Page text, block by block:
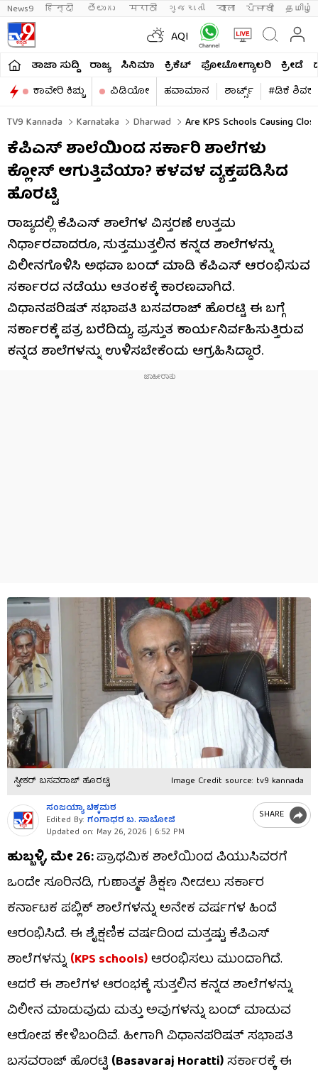
News9 हिन्दी తెలుగు मराठी ગુજરાતી বাংলা ਪੰਜਾਬੀ தமிழ்
AQI
ತಾಜಾ ಸುದ್ದಿ ರಾಜ್ಯ ಸಿನಿಮಾ ಕ್ರಿಕೆಟ್​ ಫೋಟೋಗ್ಯಾಲರಿ ಕ್ರೀಡೆ
ಕಾವೇರಿ ಕಿಚ್ಚು
ವಿಡಿಯೋ ಹವಾಮಾನ ಶಾರ್ಟ್ಸ್​
#ಡಿಕೆ
TV9 Kannada
Karnataka Dharwad Are KPS Schools Causing
ಕೆಪಿಎಸ್ ಶಾಲೆಯಿಂದ ಸರ್ಕಾರಿ ಶಾಲೆಗಳು
ಕ್ಲೋಸ್ ಆಗುತ್ತಿವೆಯಾ? ಕಳವಳ ವ್ಯಕ್ತಪಡಿಸಿದ
ಹೊರಟ್ಟಿ
ರಾಜ್ಯದಲ್ಲಿ ಕೆಪಿಎಸ್ ಶಾಲೆಗಳ ವಿಸ್ತರಣೆ ಉತ್ತಮ
ನಿರ್ಧಾರವಾದರೂ, ಸುತ್ತಮುತ್ತಲಿನ ಕನ್ನಡ ಶಾಲೆಗಳನ್ನು
ವಿಲೀನಗೊಳಿಸಿ ಅಥವಾ ಬಂದ್ ಮಾಡಿ ಕೆಪಿಎಸ್ ಆರಂಭಿಸುವ
ಸರ್ಕಾರದ ನಡೆಯು ಆತಂಕಕ್ಕೆ ಕಾರಣವಾಗಿದೆ.
ವಿಧಾನಪರಿಷತ್ ಸಭಾಪತಿ ಬಸವರಾಜ್ ಹೊರಟ್ಟಿ ಈ ಬಗ್ಗೆ
ಸರ್ಕಾರಕ್ಕೆ ಪತ್ರ ಬರೆದಿದ್ದು, ಪ್ರಸ್ತುತ ಕಾರ್ಯನಿರ್ವಹಿಸುತ್ತಿರುವ
ಕನ್ನಡ ಶಾಲೆಗಳನ್ನು ಉಳಿಸಬೇಕೆಂದು ಆಗ್ರಹಿಸಿದ್ದಾರೆ.
ಸ್ಪೀಕರ್ ಬಸವರಾಜ್ ಹೊರಟ್ಟಿ
Image Credit source: tv9 kannada
ಸಂಜಯ್ಯಾ ಚಿಕ್ಕಮಠ
Edited By: ಗಂಗಾಧರ​ ಬ. ಸಾಬೋಜಿ
Updated on: May 26, 2026 | 6:52 PM
SHARE
ಹುಬ್ಬಳ್ಳಿ, ಮೇ 26:ಪ್ರಾಥಮಿಕ ಶಾಲೆಯಿಂದ ಪಿಯುಸಿವರಗೆ
ಒಂದೇ ಸೂರಿನಡಿ, ಗುಣಾತ್ಮಕ ಶಿಕ್ಷಣ ನೀಡಲು ಸರ್ಕಾರ
ಕರ್ನಾಟಕ ಪಬ್ಲಿಕ್ ಶಾಲೆಗಳನ್ನು ಅನೇಕ ವರ್ಷಗಳ ಹಿಂದೆ
ಆರಂಭಿಸಿದೆ. ಈ ಶೈಕ್ಷಣಿಕ ವರ್ಷದಿಂದ ಮತ್ತಷ್ಟು ಕೆಪಿಎಸ್
ಶಾಲೆಗಳನ್ನು(KPS schools)ಆರಂಭಿಸಲು ಮುಂದಾಗಿದೆ.
ಆದರೆ ಈ ಶಾಲೆಗಳ ಆರಂಭಕ್ಕೆ ಸುತ್ತಲಿನ ಕನ್ನಡ ಶಾಲೆಗಳನ್ನು
ವಿಲೀನ ಮಾಡುವುದು ಮತ್ತು ಅವುಗಳನ್ನು ಬಂದ್ ಮಾಡುವ
ಆರೋಪ ಕೇಳಿಬಂದಿವೆ. ಹೀಗಾಗಿ ವಿಧಾನಪರಿಷತ್ ಸಭಾಪತಿ
ಬಸವರಾಜ್ ಹೊರಟ್ಟಿ(Basavaraj Horatti)ಸರ್ಕಾರಕ್ಕೆ ಈ